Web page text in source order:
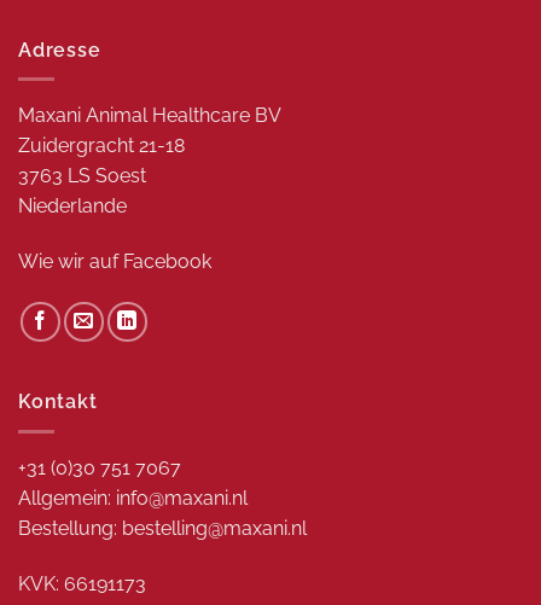
Adresse
Maxani Animal Healthcare BV
Zuidergracht 21-18
3763 LS Soest
Niederlande
Wie wir auf Facebook
Kontakt
+31 (0)30 751 7067
Allgemein: info@maxani.nl
Bestellung: bestelling@maxani.nl
KVK: 66191173